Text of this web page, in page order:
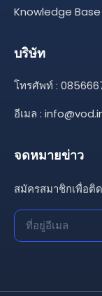
Knowledge Base
บริษัท
โทรศัพท์ :
อีเมล :
จดหมายข่าว
สมัครสมาชิกเพื่อติ